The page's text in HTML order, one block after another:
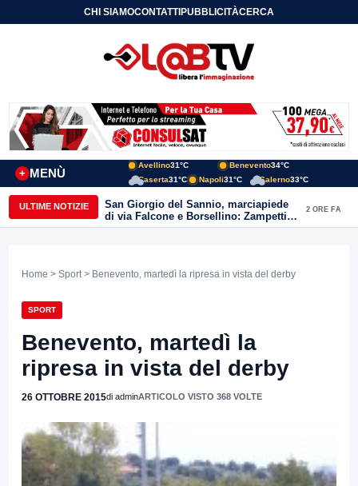
CHI SIAMOCONTATTIPUBBLICITÀCERCA
MENÙ
+
Avellino31°C Benevento34°C
Caserta31°C Napoli31°C Salerno33°C
ULTIME NOTIZIE
San Giorgio del Sannio, marciapiede
di via Falcone e Borsellino: Zampetti e
Lombardi replicano alle polemiche
2 ORE FA
Home > Sport > Benevento, martedì la ripresa in vista del derby
SPORT
Benevento, martedì la
ripresa in vista del derby
26 OTTOBRE 2015di adminARTICOLO VISTO 368 VOLTE